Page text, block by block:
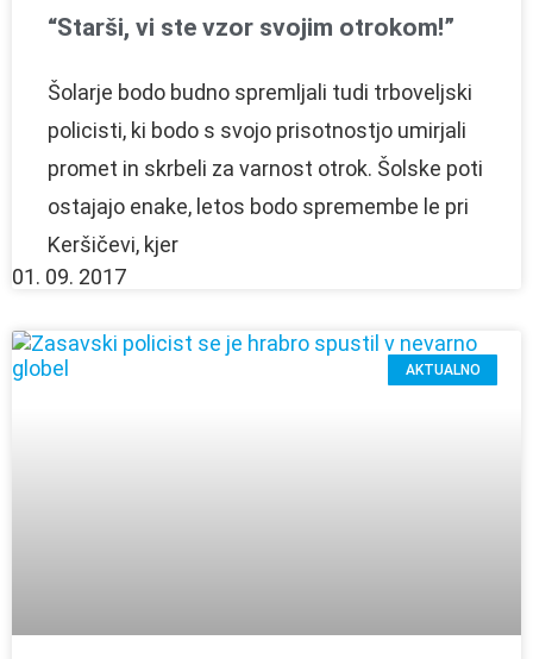
“Starši, vi ste vzor svojim otrokom!”
Šolarje bodo budno spremljali tudi trboveljski
policisti, ki bodo s svojo prisotnostjo umirjali
promet in skrbeli za varnost otrok. Šolske poti
ostajajo enake, letos bodo spremembe le pri
Keršičevi, kjer
01. 09. 2017
AKTUALNO